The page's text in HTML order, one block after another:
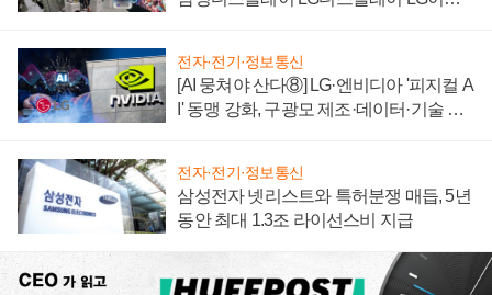
전자·전기·정보통신
[AI 뭉쳐야 산다⑧] LG·엔비디아 '피지컬 A
I' 동맹 강화, 구광모 제조·데이터·기술 결
전자·전기·정보통신
삼성전자 넷리스트와 특허분쟁 매듭, 5년
동안 최대 1.3조 라이선스비 지급